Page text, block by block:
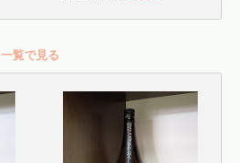
一覧で見る